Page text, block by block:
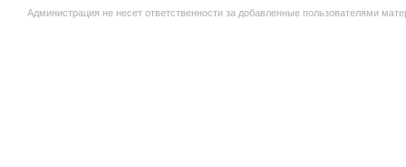
Администрация не несет ответственности за добавленные пользователями